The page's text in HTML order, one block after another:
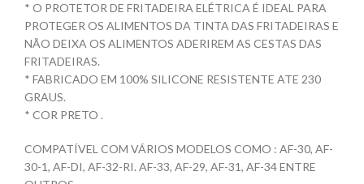
* O PROTETOR DE FRITADEIRA ELÉTRICA É IDEAL PARA
PROTEGER OS ALIMENTOS DA TINTA DAS FRITADEIRAS E
NÃO DEIXA OS ALIMENTOS ADERIREM AS CESTAS DAS
FRITADEIRAS.
* FABRICADO EM 100% SILICONE RESISTENTE ATE 230
GRAUS.
* COR PRETO .
COMPATÍVEL COM VÁRIOS MODELOS COMO : AF-30, AF-
30-1, AF-DI, AF-32-RI. AF-33, AF-29, AF-31, AF-34 ENTRE